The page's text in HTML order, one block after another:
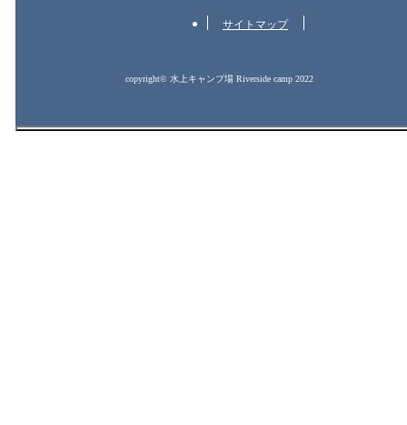
サイトマップ
copyright© 水上キャンプ場 Riverside camp 2022